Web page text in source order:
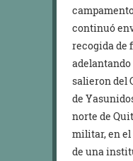
continuó
recogida de
salieron del
de
norte de
militar, en
de una